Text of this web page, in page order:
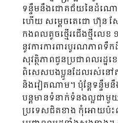
ទន្ទឹមនឹងជោគជ័យនៃដំណោ
ហើយ សម្តេចតេជោ ហ៊ុន ស
កងពលតូចថ្មើរជើងថ្មីលេខ
នូវការការពារបូរណភាពទឹក
សុវត្ថិភាពជូនប្រជាពលរដ្ឋខេ
ពិសេសបងប្អូនដែលរស់នៅត
និងវៀតណាម។ ប៉ុន្តែទន្ទឹម
បន្តមានទំនាក់ទំនងល្អជា
ប្រទេសជិតខាង កុំអោយប៉